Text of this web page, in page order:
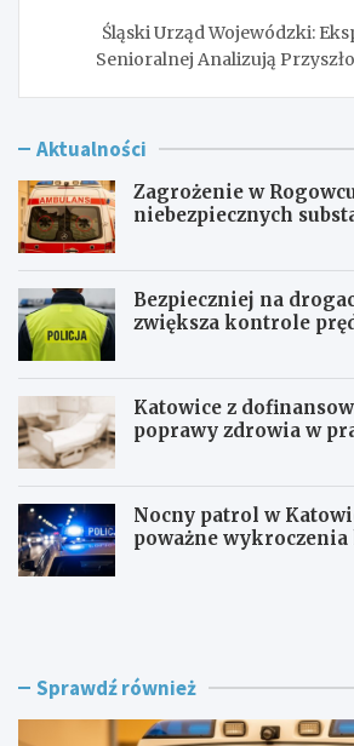
Śląski Urząd Wojewódzki:
Senioralnej Analizują
Aktualności
Zagrożenie w
niebezpiecznych
Bezpieczniej na
zwiększa kontrole
Katowice z
poprawy zdrowia w
Nocny patrol w
poważne
Z
ż
B
e Sprawdź również